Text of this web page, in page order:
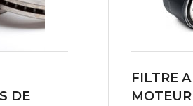
DE
FILTRE